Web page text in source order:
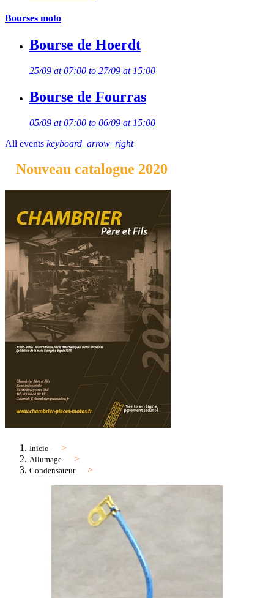
Bourses moto
Bourse de Hoerdt
25/09 at 07:00 to 27/09 at 15:00
Bourse de Fourras
05/09 at 07:00 to 06/09 at 15:00
All events keyboard_arrow_right
Nouveau catalogue 2020
Inicio
Allumage
Condensateur